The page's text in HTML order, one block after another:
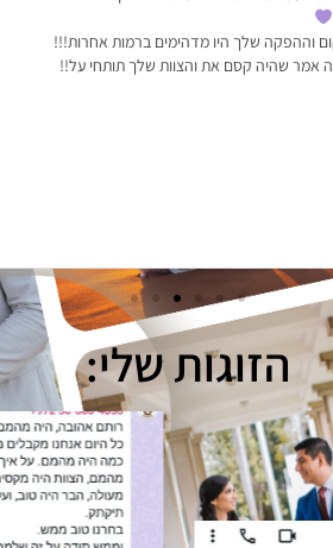
נהננו בעולם ושזה לגמרי התעלה על הציפיות שלנו,
היה בדיוק אנחנו ומה שחלמנו.
הזוגות שלי: